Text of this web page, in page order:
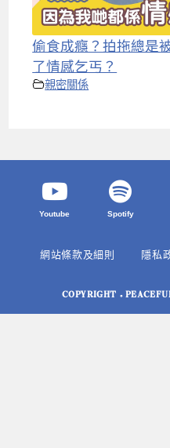
偷食成癮？拍拖總是
了情感乞丐？
親密關係
Youtube Spotify
網站條款及細則 隱私
COPYRIGHT ©